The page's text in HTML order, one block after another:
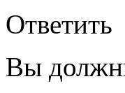
Ответить
Вы